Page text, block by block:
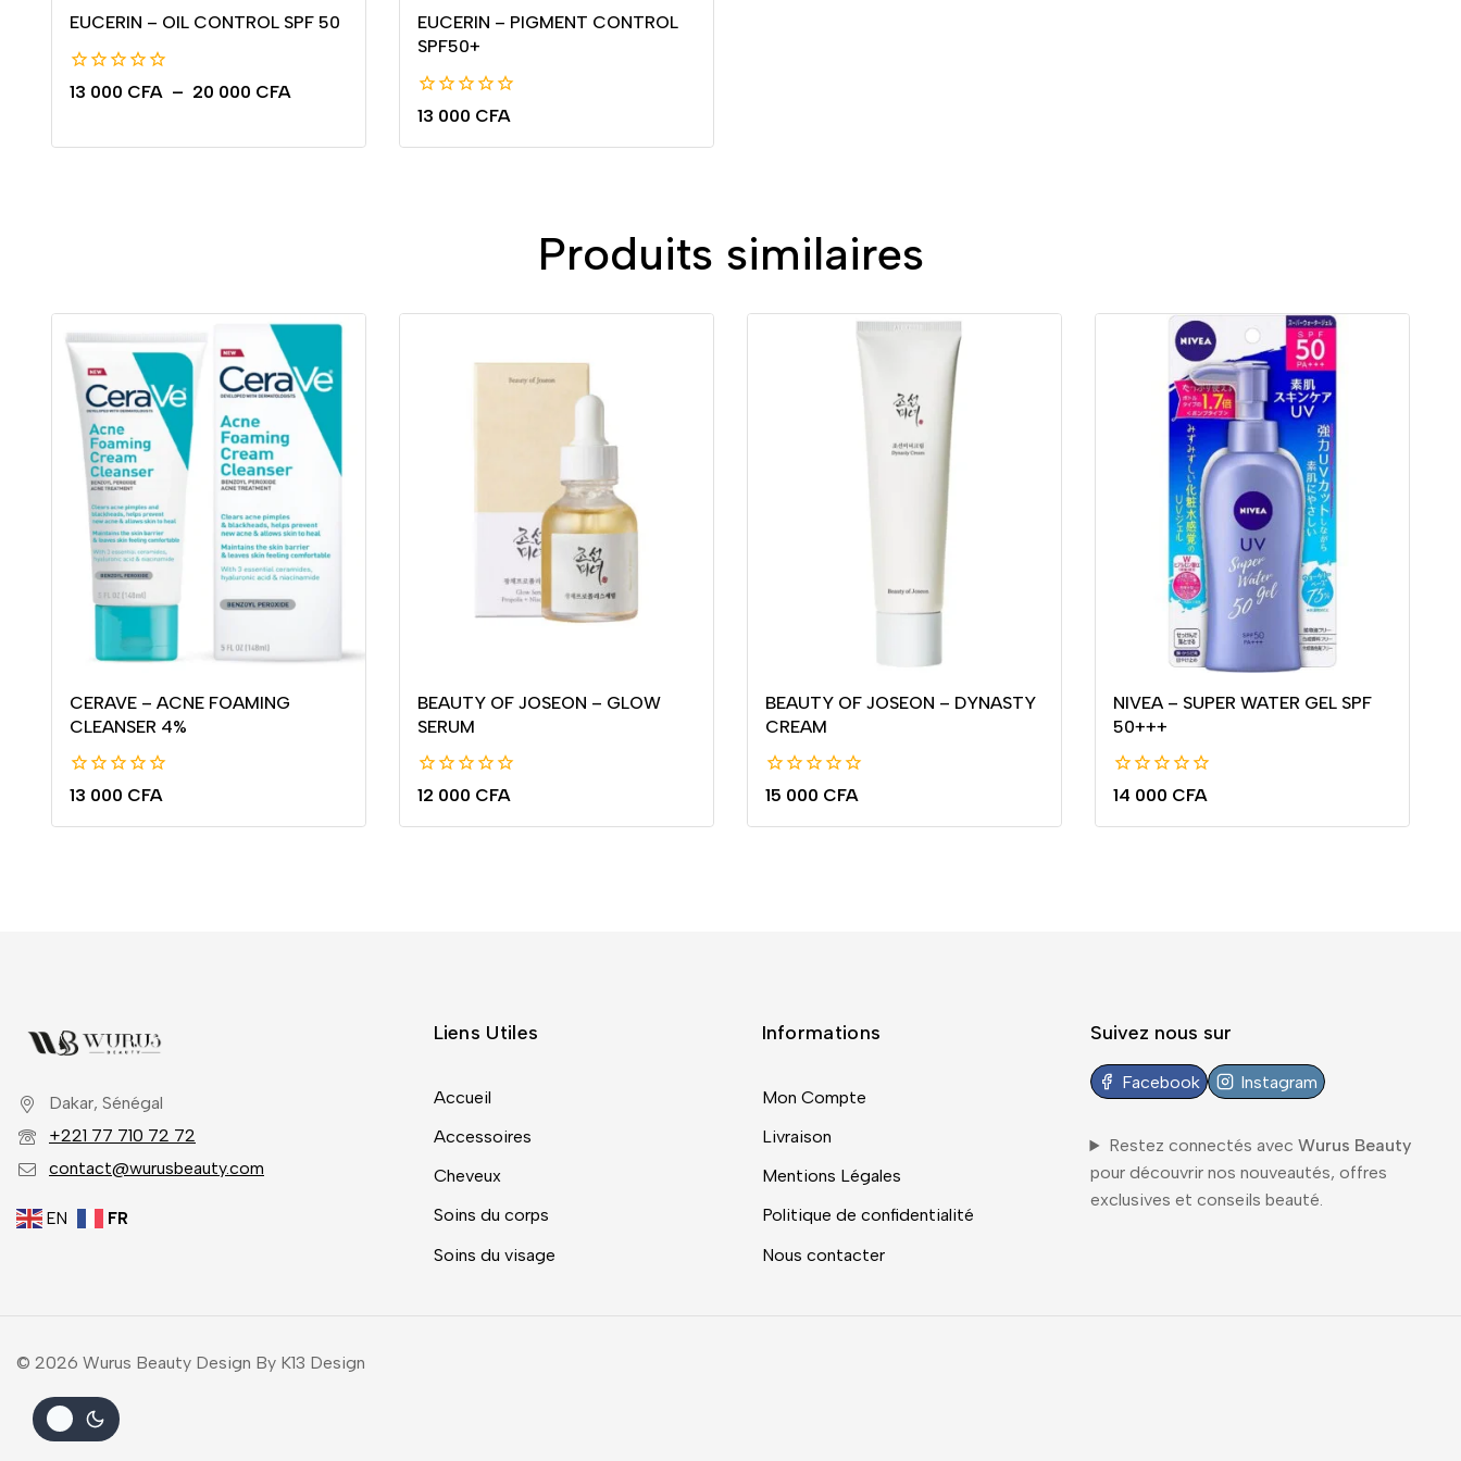
EUCERIN – OIL CONTROL SPF 50
0
13 000 CFA – 20 000 CFA
EUCERIN – PIGMENT CONTROL
SPF50+
0
5
13 000 CFA
Produits similaires
CERAVE – ACNE FOAMING
CLEANSER 4%
0
5
13 000 CFA
BEAUTY OF JOSEON – GLOW
SERUM
0
5
12 000 CFA
BEAUTY OF JOSEON – DYNASTY
CREAM
0
5
15 000 CFA
NIVEA – SUPER WATER GEL SPF
50+++
0
5
14 000 CFA
Dakar, Sénégal
+221 77 710 72 72
contact@wurusbeauty.com
EN FR
Liens Utiles
Accueil
Accessoires
Cheveux
Soins du corps
Soins du visage
Informations
Mon Compte
Livraison
Mentions Légales
Politique de confidentialité
Nous contacter
Suivez nous sur
Facebook Instagram
Restez connectés avec Wurus Beauty
pour découvrir nos nouveautés, offres
exclusives et conseils beauté.
© 2026 Wurus Beauty Design By K13 Design